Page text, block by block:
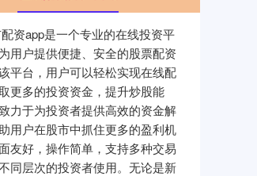
资app是一个专业的在线投资平
用户提供便捷、安全的股票配资
平台，用户可以轻松实现在线配
更多的投资资金，提升炒股能
力于为投资者提供高效的资金解
用户在股市中抓住更多的盈利机
友好，操作简单，支持多种交易
同层次的投资者使用。无论是新